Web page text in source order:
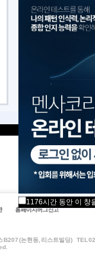
년 12월 4일)
B207 (논현동, 리스트빌딩)
1176시간 동안 이 창